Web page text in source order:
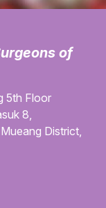
of
5th Floor
8,
Mueang District,